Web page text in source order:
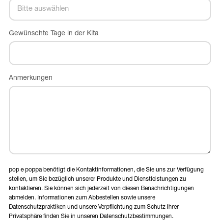
Gewünschte Tage in der Kita
Anmerkungen
pop e poppa benötigt die Kontaktinformationen, die Sie uns zur Verfügung
stellen, um Sie bezüglich unserer Produkte und Dienstleistungen zu
kontaktieren. Sie können sich jederzeit von diesen Benachrichtigungen
abmelden. Informationen zum Abbestellen sowie unsere
Datenschutzpraktiken und unsere Verpflichtung zum Schutz Ihrer
Privatsphäre finden Sie in unseren Datenschutzbestimmungen.